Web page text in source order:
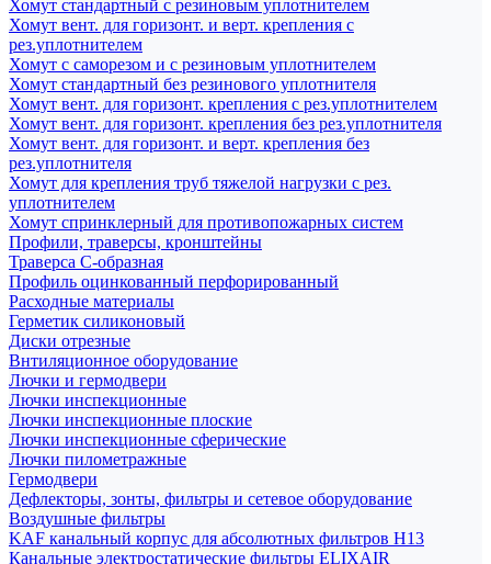
Хомут стандартный с резиновым уплотнителем
Хомут вент. для горизонт. и верт. крепления с
рез.уплотнителем
Хомут с саморезом и с резиновым уплотнителем
Хомут стандартный без резинового уплотнителя
Хомут вент. для горизонт. крепления с рез.уплотнителем
Хомут вент. для горизонт. крепления без рез.уплотнителя
Хомут вент. для горизонт. и верт. крепления без
рез.уплотнителя
Хомут для крепления труб тяжелой нагрузки с рез.
уплотнителем
Хомут спринклерный для противопожарных систем
Профили, траверсы, кронштейны
Траверса С-образная
Профиль оцинкованный перфорированный
Расходные материалы
Герметик силиконовый
Диски отрезные
Внтиляционное оборудование
Лючки и гермодвери
Лючки инспекционные
Лючки инспекционные плоские
Лючки инспекционные сферические
Лючки пилометражные
Гермодвери
Дефлекторы, зонты, фильтры и сетевое оборудование
Воздушные фильтры
KAF канальный корпус для абсолютных фильтров H13
Канальные электростатические фильтры ELIXAIR